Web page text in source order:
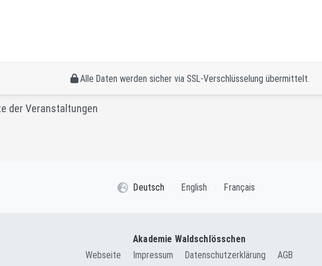
Alle Daten werden sicher via SSL-Verschlüsselung übermittelt.
der Veranstaltungen
Deutsch · English · Français
Akademie Waldschlösschen
Webseite · Impressum · Datenschutzerklärung · AGB